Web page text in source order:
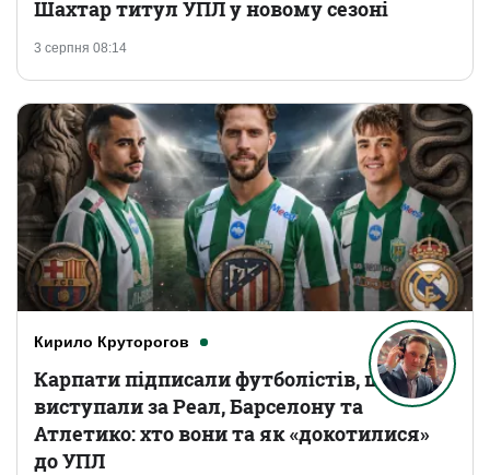
3 серпня 08:14
Шахтар титул УПЛ у новому сезоні
Кирило Круторогов
Карпати підписали футболістів, що
виступали за Реал, Барселону та
Атлетико: хто вони та як «докотилися»
до УПЛ